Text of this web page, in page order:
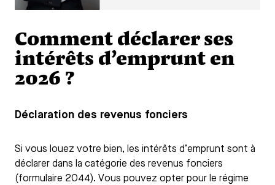
Comment déclarer ses
intérêts d’emprunt en
2026 ?
Déclaration des revenus fonciers
Si vous louez votre bien, les intérêts d’emprunt sont à
déclarer dans la catégorie des revenus fonciers
(formulaire 2044). Vous pouvez opter pour le régime